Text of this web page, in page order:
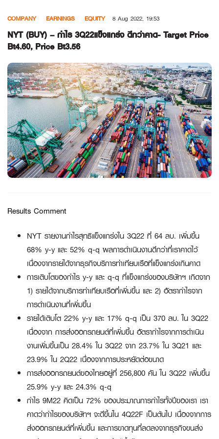
content
COMPANY EARNINGS EQUITY 8 Aug 2022, 19:53
NYT (BUY) – กำไร 3Q22แข็งแกร่ง ดีกว่าคาด- Target Price
Bt4.60, Price Bt3.56
Results Comment
NYT รายงานกำไรสุทธิแข็งแกร่งใน 3Q22 ที่ 64 ลบ. เพิ่มขึ้น
68% y-y และ 52% q-q ผลการดำเนินงานดีกว่าที่เราคาดไว้
เนื่องจากรายได้จากธุรกิจบริการท่าเทียบเรือที่แข็งแกร่งเกินคาด
การเติบโตของกำไร y-y และ q-q ที่แข็งแกร่งของบริษัทฯ เกิดจาก
1) รายได้จากบริการท่าเทียบเรือที่เพิ่มขึ้น และ 2) อัตรากำไรจาก
การดำเนินงานที่เพิ่มขึ้น
รายได้เติบโต 22% y-y และ 17% q-q เป็น 370 ลบ. ใน 3Q22
เนื่องจาก การส่งออกรถยนต์ที่เพิ่มขึ้น อัตรากำไรจากการดำเนิน
งานเพิ่มขึ้นเป็น 28.4% ใน 3Q22 จาก 23.7% ใน 3Q21 และ
23.9% ใน 2Q22 เนื่องจากการประหยัดต่อขนาด
การส่งออกรถยนต์ของไทยอยู่ที่ 256,800 คัน ใน 3Q22 เพิ่มขึ้น
25.9% y-y และ 24.3% q-q
กำไร 9M22 คิดเป็น 72% ของประมาณการกำไรทั้งปีของเรา เรา
คาดว่ากำไรของบริษัทฯ จะดีขึ้นใน 4Q22F เป็นต้นไป เนื่องจากการ
ส่งออกรถยนต์ที่เพิ่มขึ้น และการขาดทุนที่ลดลงจากธุรกิจขนส่ง